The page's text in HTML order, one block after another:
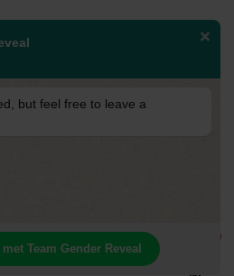
but feel free to leave a
Team Gender Reveal